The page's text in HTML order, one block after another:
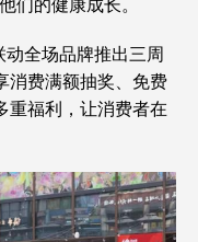
全场品牌推出三周
消费满额抽奖、免费
重福利，让消费者在